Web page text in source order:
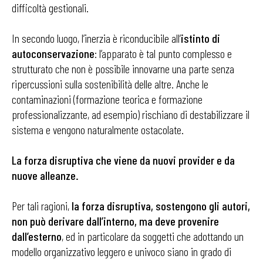
difficoltà gestionali.
In secondo luogo, l’inerzia è riconducibile all’istinto di
autoconservazione: l’apparato è tal punto complesso e
strutturato che non è possibile innovarne una parte senza
ripercussioni sulla sostenibilità delle altre. Anche le
contaminazioni (formazione teorica e formazione
professionalizzante, ad esempio) rischiano di destabilizzare il
sistema e vengono naturalmente ostacolate.
La forza disruptiva che viene da nuovi provider e da
nuove alleanze.
Per tali ragioni, la forza disruptiva, sostengono gli autori,
non può derivare dall’interno, ma deve provenire
dall’esterno, ed in particolare da soggetti che adottando un
modello organizzativo leggero e univoco siano in grado di